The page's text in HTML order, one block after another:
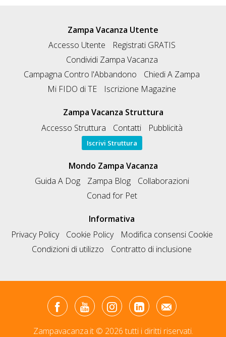
Zampa Vacanza Utente
Accesso Utente
Registrati GRATIS
Condividi Zampa Vacanza
Campagna Contro l'Abbandono
Chiedi A Zampa
Mi FIDO di TE
Iscrizione Magazine
Zampa Vacanza Struttura
Accesso Struttura
Contatti Pubblicità
Iscrivi Struttura
Mondo Zampa Vacanza
Guida A Dog
Zampa Blog
Collaborazioni
Conad for Pet
Informativa
Privacy Policy
Cookie Policy
Modifica consensi Cookie
Condizioni di utilizzo
Contratto di inclusione
Zampavacanza.it © 2026 tutti i diritti riservati.